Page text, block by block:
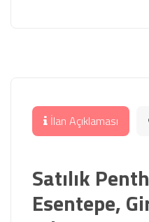
İlan Açıklaması
Satılık
Esentepe,